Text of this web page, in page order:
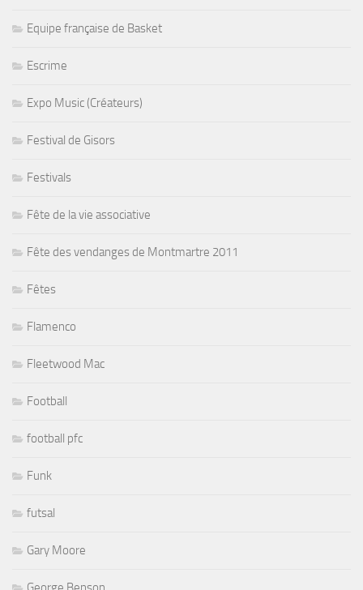
Equipe française de Basket
Escrime
Expo Music (Créateurs)
Festival de Gisors
Festivals
Fête de la vie associative
Fête des vendanges de Montmartre 2011
Fêtes
Flamenco
Fleetwood Mac
Football
football pfc
Funk
futsal
Gary Moore